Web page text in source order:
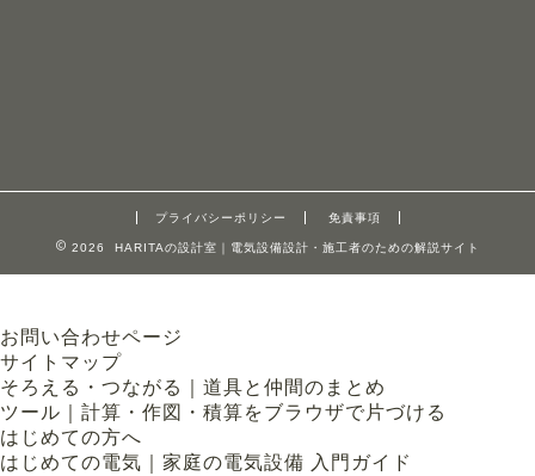
プライバシーポリシー 免責事項
2026 HARITAの設計室｜電気設備設計・施工者のための解説サイト
お問い合わせページ
サイトマップ
そろえる・つながる｜道具と仲間のまとめ
ツール｜計算・作図・積算をブラウザで片づける
はじめての方へ
はじめての電気｜家庭の電気設備 入門ガイド